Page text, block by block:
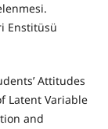
Enstitüsü
Attitudes
Latent Variable
and